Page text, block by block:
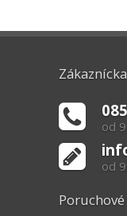
od
od